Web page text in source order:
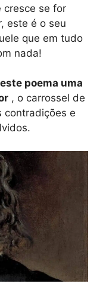
cresce se for
este é o seu
que em tudo
nada!
poema uma
, o carrossel de
contradições e